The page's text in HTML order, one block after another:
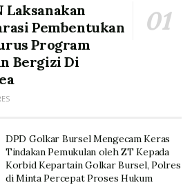
Laksanakan
Pembentukan
Program
Bergizi Di
DPD Golkar Bursel Mengecam Keras
Tindakan Pemukulan oleh ZT Kepada
Korbid Kepartain Golkar Bursel, Polres
di Minta Percepat Proses Hukum